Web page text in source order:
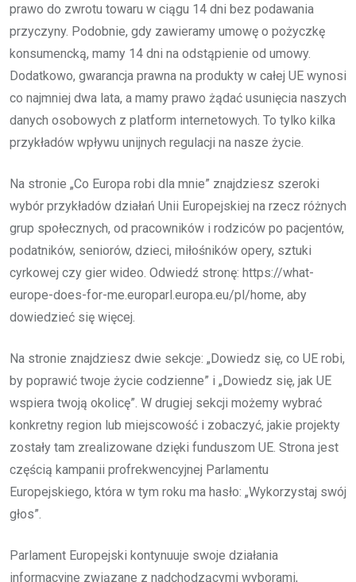
prawo do zwrotu towaru w ciągu 14 dni bez podawania
przyczyny. Podobnie, gdy zawieramy umowę o pożyczkę
konsumencką, mamy 14 dni na odstąpienie od umowy.
Dodatkowo, gwarancja prawna na produkty w całej UE wynosi
co najmniej dwa lata, a mamy prawo żądać usunięcia naszych
danych osobowych z platform internetowych. To tylko kilka
przykładów wpływu unijnych regulacji na nasze życie.
Na stronie „Co Europa robi dla mnie” znajdziesz szeroki
wybór przykładów działań Unii Europejskiej na rzecz różnych
grup społecznych, od pracowników i rodziców po pacjentów,
podatników, seniorów, dzieci, miłośników opery, sztuki
cyrkowej czy gier wideo. Odwiedź stronę: https://what-
europe-does-for-me.europarl.europa.eu/pl/home, aby
dowiedzieć się więcej.
Na stronie znajdziesz dwie sekcje: „Dowiedz się, co UE robi,
by poprawić twoje życie codzienne” i „Dowiedz się, jak UE
wspiera twoją okolicę”. W drugiej sekcji możemy wybrać
konkretny region lub miejscowość i zobaczyć, jakie projekty
zostały tam zrealizowane dzięki funduszom UE. Strona jest
częścią kampanii profrekwencyjnej Parlamentu
Europejskiego, która w tym roku ma hasło: „Wykorzystaj swój
głos”.
Parlament Europejski kontynuuje swoje działania
informacyjne związane z nadchodzącymi wyborami,